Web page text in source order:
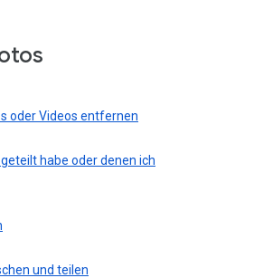
oder Videos entfernen
habe oder denen ich
und teilen